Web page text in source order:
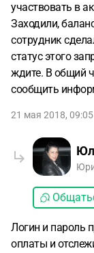
участвовать в
Заходили,
сотрудник
статус этого
ждите. В общий
сообщить
21 мая 2018, 09:05
Логин и пароль
оплаты и